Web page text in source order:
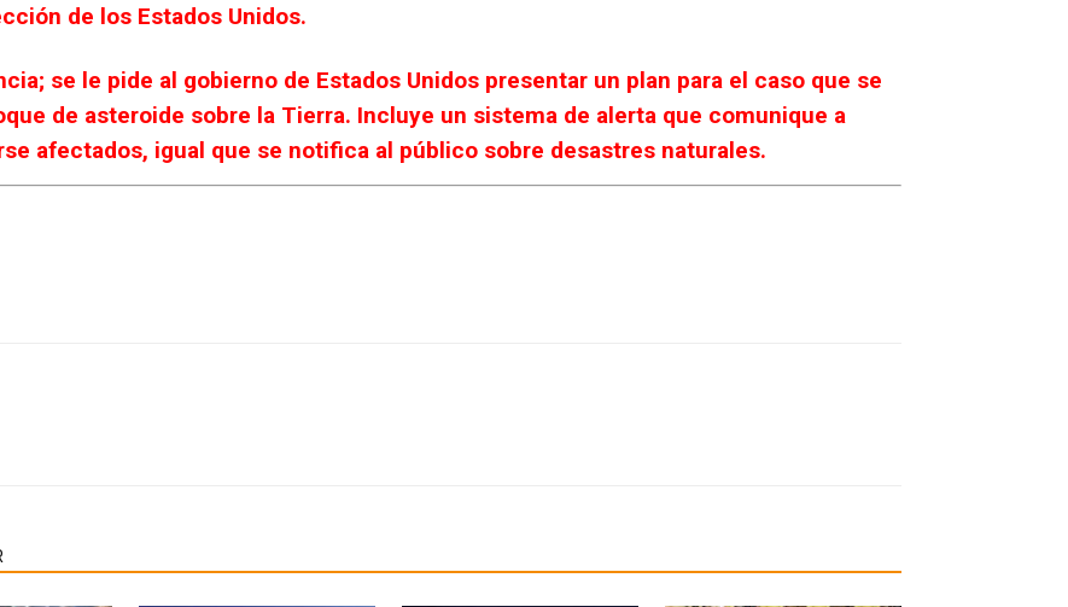
de los Estados Unidos.
se le pide al gobierno de Estados Unidos presentar un plan para el caso que se
de asteroide sobre la Tierra. Incluye un sistema de alerta que comunique a
afectados, igual que se notifica al público sobre desastres naturales.